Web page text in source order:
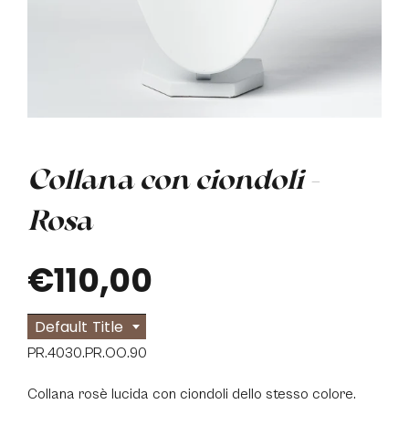
Collana con ciondoli -
Rosa
€110,00
Default Title
PR.4030.PR.OO.90
Collana rosè lucida con ciondoli dello stesso colore.